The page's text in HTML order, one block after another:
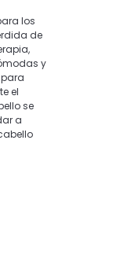
los
de
y
el
se
a